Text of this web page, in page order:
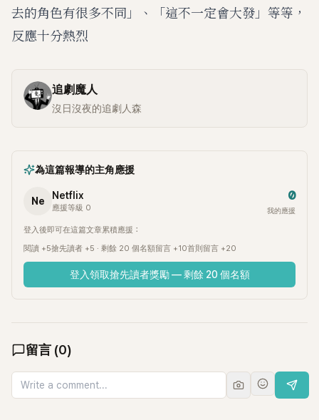
去的角色有很多不同」、「這不一定會大發」等等，
反應十分熱烈
追劇魔人
沒日沒夜的追劇人森
為這篇報導的主角應援
Ne Netflix
應援等級 0
0
我的應援
登入後即可在這篇文章累積應援：
閱讀 +5搶先讀者 +5 · 剩餘 20 個名額留言 +10首則留言 +20
登入領取搶先讀者獎勵 — 剩餘 20 個名額
留言 (0)